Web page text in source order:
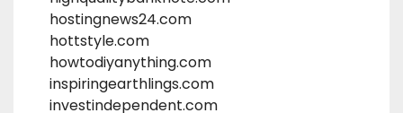
hostingnews24.com
hottstyle.com
howtodiyanything.com
inspiringearthlings.com
investindependent.com